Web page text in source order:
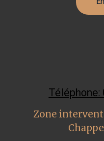
Téléphone:
Zone